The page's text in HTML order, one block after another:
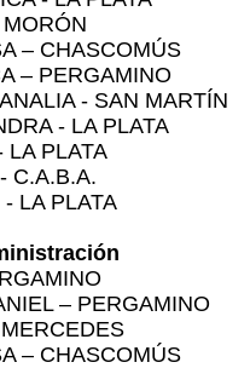
– CHASCOMÚS
– PERGAMINO
- SAN MARTÍN
- LA PLATA
LA PLATA
C.A.B.A.
LA PLATA
– PERGAMINO
– CHASCOMÚS